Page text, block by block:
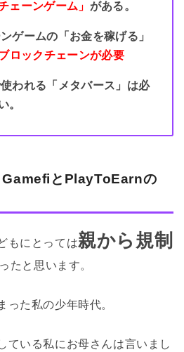
ェーンゲーム」 がある。
ゲームの「お金を稼げる」
ロックチェーンが必要
われる「メタバース」は必
。
GamefiとPlayToEarnの
もにとっては親から規制
たと思います。
った私の少年時代。
ている私にお母さんは言いまし